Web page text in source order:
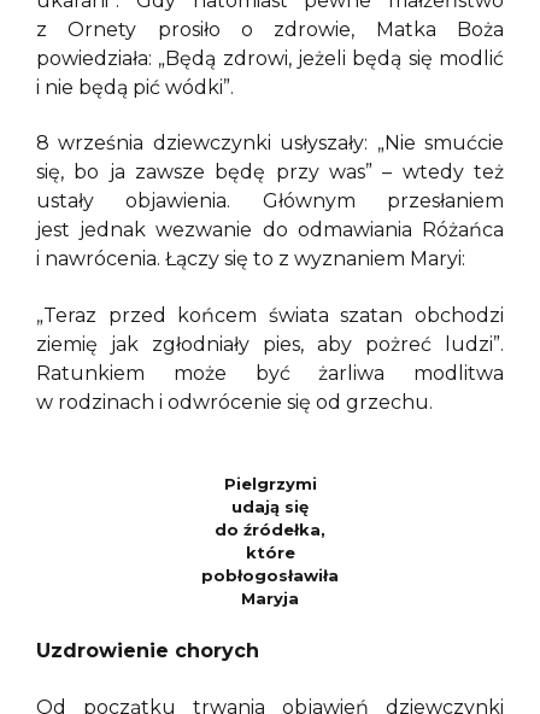
z Ornety prosiło o zdrowie, Matka Boża
powiedziała: „Będą zdrowi, jeżeli będą się modlić
i nie będą pić wódki”.
8 września dziewczynki usłyszały: „Nie smućcie
się, bo ja zawsze będę przy was” – wtedy też
ustały objawienia. Głównym przesłaniem
jest jednak wezwanie do odmawiania Różańca
i nawrócenia. Łączy się to z wyznaniem Maryi:
„Teraz przed końcem świata szatan obchodzi
ziemię jak zgłodniały pies, aby pożreć ludzi”.
Ratunkiem może być żarliwa modlitwa
w rodzinach i odwrócenie się od grzechu.
Pielgrzymi
udają się
do źródełka,
które
pobłogosławiła
Maryja
Uzdrowienie chorych
Od początku trwania objawień dziewczynki